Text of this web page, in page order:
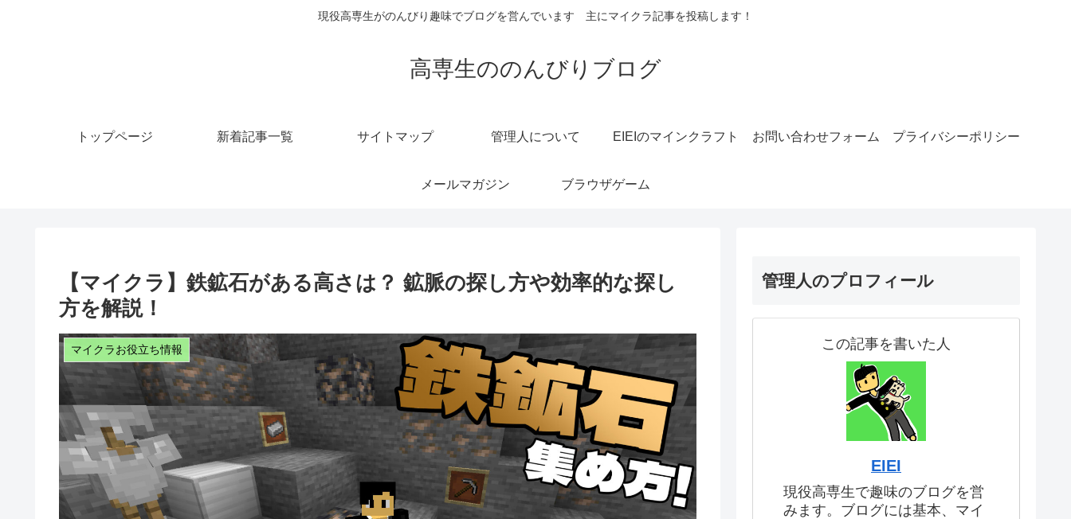
現役高専生がのんびり趣味でブログを営んでいます 主にマイクラ記事を投稿します！
高専生ののんびりブログ
トップページ 新着記事一覧 サイトマップ 管理人について EIEIのマインクラフト お問い合わせフォーム プライバシーポリシー
メールマガジン ブラウザゲーム
【マイクラ】鉄鉱石がある高さは？ 鉱脈の探し方や効率的な探し
方を解説！
マイクラお役立ち情報
管理人のプロフィール
この記事を書いた人
EIEI
現役高専生で趣味のブログを営
みます。ブログには基本、マイ